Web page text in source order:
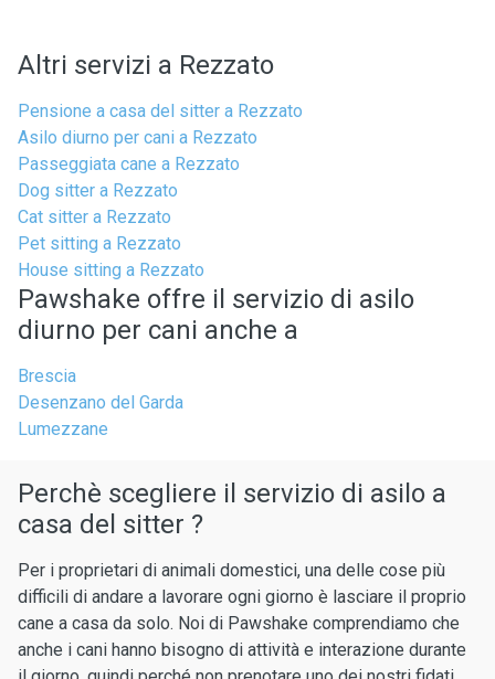
Altri servizi a Rezzato
Pensione a casa del sitter a Rezzato
Asilo diurno per cani a Rezzato
Passeggiata cane a Rezzato
Dog sitter a Rezzato
Cat sitter a Rezzato
Pet sitting a Rezzato
House sitting a Rezzato
Pawshake offre il servizio di asilo
diurno per cani anche a
Brescia
Desenzano del Garda
Lumezzane
Perchè scegliere il servizio di asilo a
casa del sitter ?
Per i proprietari di animali domestici, una delle cose più
difficili di andare a lavorare ogni giorno è lasciare il proprio
cane a casa da solo. Noi di Pawshake comprendiamo che
anche i cani hanno bisogno di attività e interazione durante